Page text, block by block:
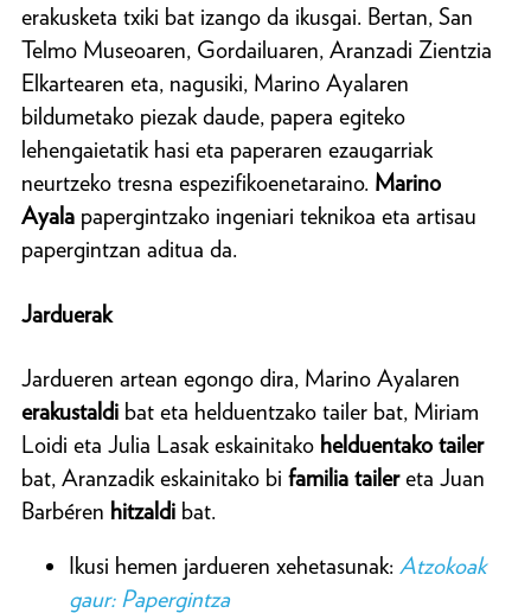
erakusketa txiki bat izango da ikusgai. Bertan, San
Telmo Museoaren, Gordailuaren, Aranzadi Zientzia
Elkartearen eta, nagusiki, Marino Ayalaren
bildumetako piezak daude, papera egiteko
lehengaietatik hasi eta paperaren ezaugarriak
neurtzeko tresna espezifikoenetaraino. Marino
Ayala papergintzako ingeniari teknikoa eta artisau
papergintzan aditua da.
Jarduerak
Jardueren artean egongo dira, Marino Ayalaren
erakustaldi bat eta helduentzako tailer bat, Miriam
Loidi eta Julia Lasak eskainitako helduentako tailer
bat, Aranzadik eskainitako bi familia tailereta Juan
Barbéren hitzaldi bat.
Ikusi hemen jardueren xehetasunak: Atzokoak
gaur: Papergintza